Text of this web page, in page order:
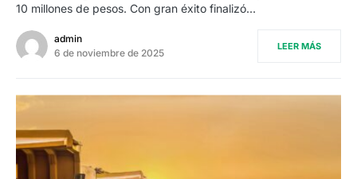
10 millones de pesos. Con gran éxito finalizó…
admin
6 de noviembre de 2025
LEER MÁS